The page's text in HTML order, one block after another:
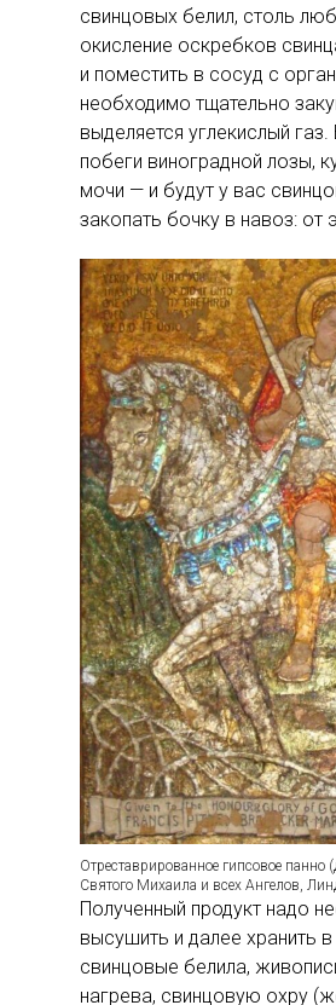
свинцовых белил, столь
окисление оскребков
и поместить в сосуд с
необходимо тщательно
выделяется углекислый
побеги виноградной лозы,
мочи — и будут у вас
закопать бочку в навоз: от
Отреставрированное гипсовое
Святого Михаила и всех Ангелов,
Полученный продукт надо
высушить и далее хранить
свинцовые белила,
нагрева, свинцовую охру